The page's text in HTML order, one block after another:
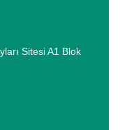
Sitesi A1 Blok